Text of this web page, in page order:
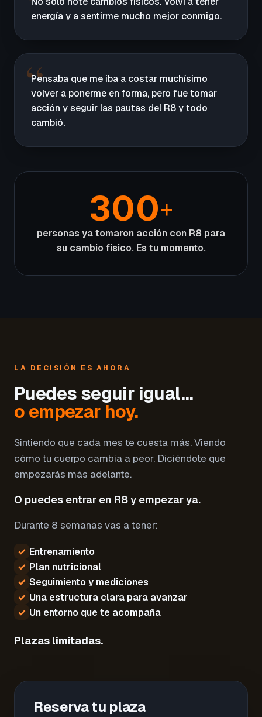
energía y a sentirme mucho mejor conmigo.
Pensaba que me iba a costar muchísimo
volver a ponerme en forma, pero fue tomar
acción y seguir las pautas del R8 y todo
cambió.
300+
personas ya tomaron acción con R8 para
su cambio físico. Es tu momento.
LA DECISIÓN ES AHORA
Puedes seguir igual…
o empezar hoy.
Sintiendo que cada mes te cuesta más. Viendo
cómo tu cuerpo cambia a peor. Diciéndote que
empezarás más adelante.
O puedes entrar en R8 y empezar ya.
Durante 8 semanas vas a tener:
✓ Entrenamiento
✓ Plan nutricional
✓ Seguimiento y mediciones
✓ Una estructura clara para avanzar
✓ Un entorno que te acompaña
Plazas limitadas.
Reserva tu plaza